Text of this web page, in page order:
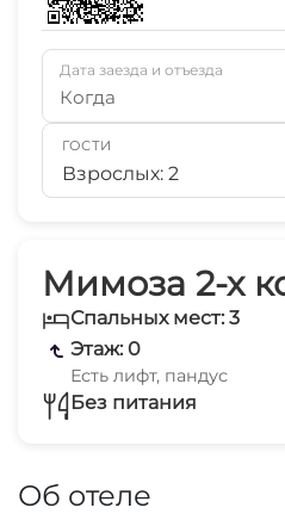
Мимоза 2-х
Спальных мест: 3
Этаж: 0
Есть лифт, пандус
Без питания
Об отеле
Дата заезда и отъезда
Когда
ГОСТИ
Взрослых: 2